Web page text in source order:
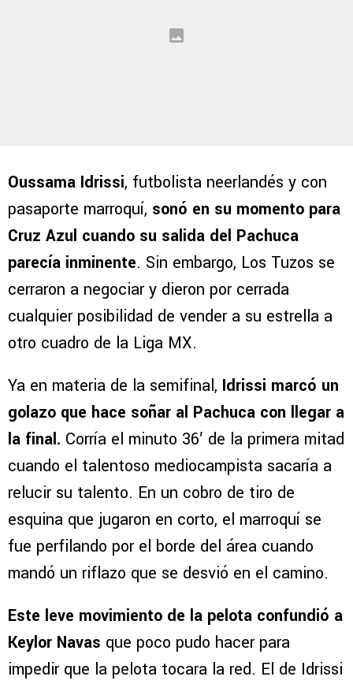
Oussama Idrissi, futbolista neerlandés y con
pasaporte marroquí, sonó en su momento para
Cruz Azul cuando su salida del Pachuca
parecía inminente. Sin embargo, Los Tuzos se
cerraron a negociar y dieron por cerrada
cualquier posibilidad de vender a su estrella a
otro cuadro de la Liga MX.
Ya en materia de la semifinal, Idrissi marcó un
golazo que hace soñar al Pachuca con llegar a
la final. Corría el minuto 36′ de la primera mitad
cuando el talentoso mediocampista sacaría a
relucir su talento. En un cobro de tiro de
esquina que jugaron en corto, el marroquí se
fue perfilando por el borde del área cuando
mandó un riflazo que se desvió en el camino.
Este leve movimiento de la pelota confundió a
Keylor Navas que poco pudo hacer para
impedir que la pelota tocara la red. El de Idrissi